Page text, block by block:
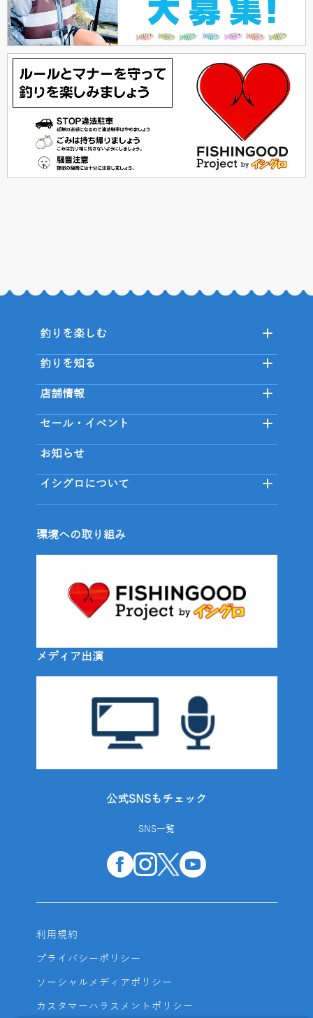
釣りを楽しむ
釣りを知る
店舗情報
セール・イベント
お知らせ
イシグロについて
環境への取り組み
メディア出演
公式SNSもチェック
SNS一覧
利用規約
プライバシーポリシー
ソーシャルメディアポリシー
カスタマーハラスメントポリシー